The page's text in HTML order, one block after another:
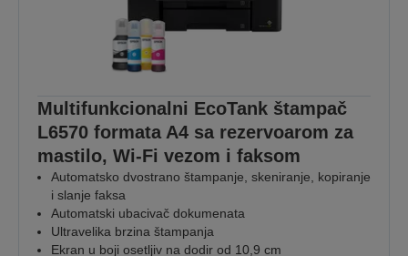
Multifunkcionalni EcoTank štampač
L6570 formata A4 sa rezervoarom za
mastilo, Wi-Fi vezom i faksom
Automatsko dvostrano štampanje, skeniranje, kopiranje
i slanje faksa
Automatski ubacivač dokumenata
Ultravelika brzina štampanja
Ekran u boji osetljiv na dodir od 10,9 cm